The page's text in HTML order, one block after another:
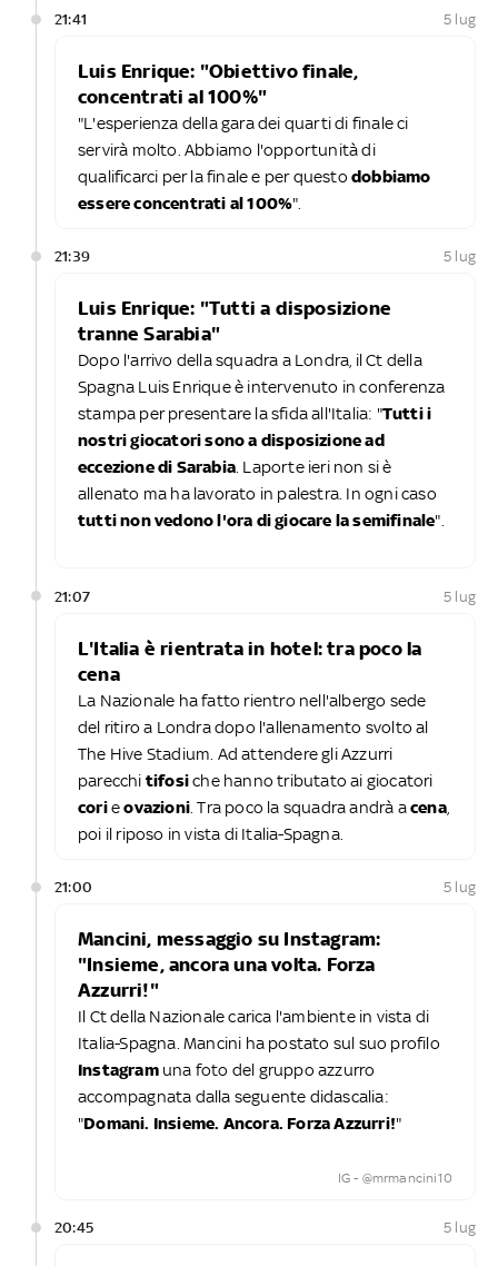
21:41 5 lug
Luis Enrique: "Obiettivo finale,
concentrati al 100%"
"L'esperienza della gara dei quarti di finale ci
servirà molto. Abbiamo l'opportunità di
qualificarci per la finale e per questo dobbiamo
essere concentrati al 100%".
21:39 5 lug
Luis Enrique: "Tutti a disposizione
tranne Sarabia"
Dopo l'arrivo della squadra a Londra, il Ct della
Spagna Luis Enrique è intervenuto in conferenza
stampa per presentare la sfida all'Italia: "Tutti i
nostri giocatori sono a disposizione ad
eccezione di Sarabia . Laporte ieri non si è
allenato ma ha lavorato in palestra. In ogni caso
tutti non vedono l'ora di giocare la semifinale".
21:07 5 lug
L'Italia è rientrata in hotel: tra poco la
cena
La Nazionale ha fatto rientro nell'albergo sede
del ritiro a Londra dopo l'allenamento svolto al
The Hive Stadium. Ad attendere gli Azzurri
parecchi tifosiche hanno tributato ai giocatori
corieovazioni . Tra poco la squadra andrà acena,
poi il riposo in vista di Italia-Spagna.
21:00 5 lug
Mancini, messaggio su Instagram:
"Insieme, ancora una volta. Forza
Azzurri!"
Il Ct della Nazionale carica l'ambiente in vista di
Italia-Spagna. Mancini ha postato sul suo profilo
Instagramuna foto del gruppo azzurro
accompagnata dalla seguente didascalia:
"Domani. Insieme. Ancora. Forza Azzurri!"
IG - @mrmancini10
20:45 5 lug